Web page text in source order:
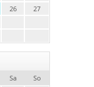
26
27
Sa
So